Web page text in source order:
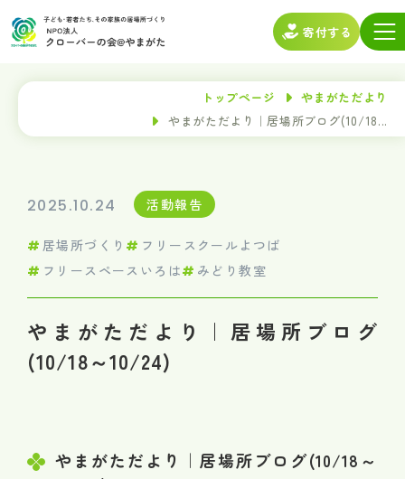
寄付する
トップページ
やまがただより
やまがただより｜居場所ブログ(10/18...
2025.10.24 活動報告
居場所づくり
フリースクールよつば
フリースペースいろは
みどり教室
やまがただより｜居場所ブログ
(10/18～10/24)
やまがただより｜居場所ブログ(10/18～